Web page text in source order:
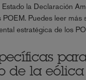
la Declaración
POEM. Puedes leer más
estratégica de los
de la eólica